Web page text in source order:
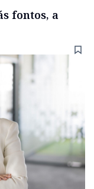
fontos, a